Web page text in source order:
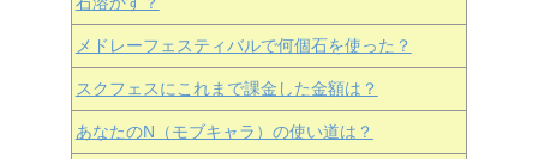
メドレーフェスティバルで何個石を使った？
スクフェスにこれまで課金した金額は？
あなたのN（モブキャラ）の使い道は？